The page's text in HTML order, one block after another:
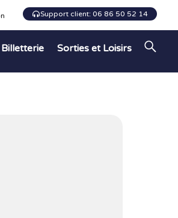
Support client: 06 86 50 52 14
Billetterie Sorties et Loisirs